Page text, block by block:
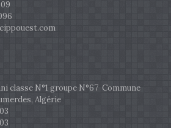
classe N°1 groupe N°67 Commune
Algérie